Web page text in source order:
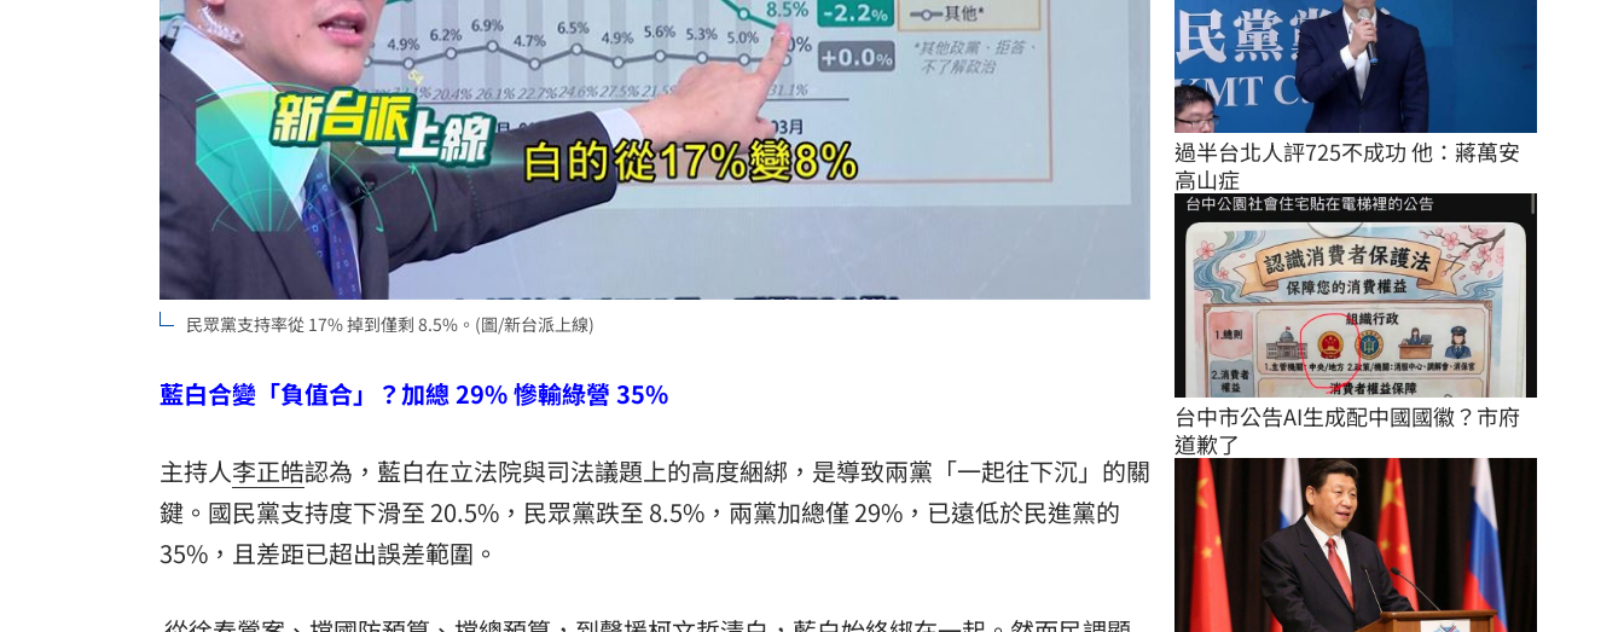
民眾黨支持率從 17% 掉到僅剩 8.5%。(圖/新台派上線)
藍白合變「負值合」？加總 29% 慘輸綠營 35%
主持人李正皓認為，藍白在立法院與司法議題上的高度綑綁，是導致兩黨「一起往下沉」的關
鍵。國民黨支持度下滑至 20.5%，民眾黨跌至 8.5%，兩黨加總僅 29%，已遠低於民進黨的
35%，且差距已超出誤差範圍。
過半台北人評725不成功 他：蔣萬安
高山症
台中市公告AI生成配中國國徽？市府
道歉了